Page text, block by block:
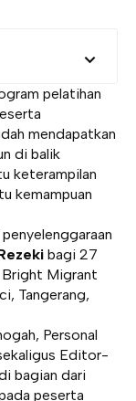
pelatihan
mendapatkan
di balik
keterampilan
kemampuan
bagi 27
Bright Migrant
Tangerang,
Personal
Editor-
bagian dari
peserta